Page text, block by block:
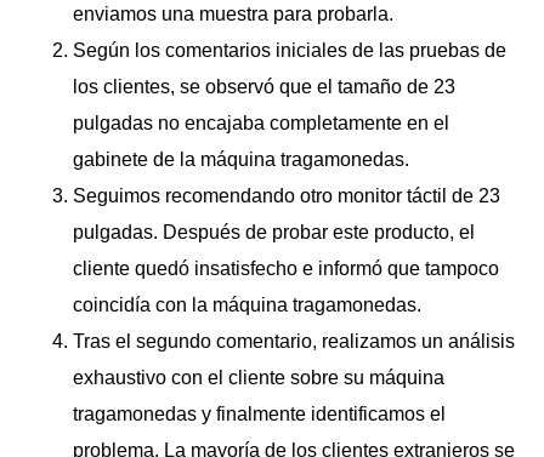
enviamos una muestra para probarla.
Según los comentarios iniciales de las pruebas de
los clientes, se observó que el tamaño de 23
pulgadas no encajaba completamente en el
gabinete de la máquina tragamonedas.
Seguimos recomendando otro monitor táctil de 23
pulgadas. Después de probar este producto, el
cliente quedó insatisfecho e informó que tampoco
coincidía con la máquina tragamonedas.
Tras el segundo comentario, realizamos un análisis
exhaustivo con el cliente sobre su máquina
tragamonedas y finalmente identificamos el
problema. La mayoría de los clientes extranjeros se